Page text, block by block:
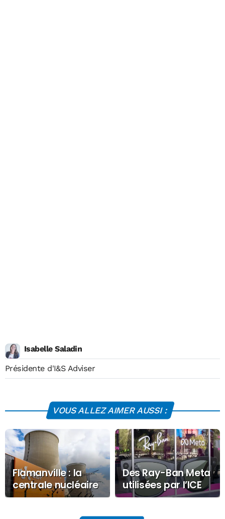
Isabelle Saladin
Présidente d'I&S Adviser
VOUS ALLEZ AIMER AUSSI :
Flamanville : la
centrale nucléaire
a atteint la pleine
Des Ray-Ban Meta
utilisées par l’ICE
pour surveiller les